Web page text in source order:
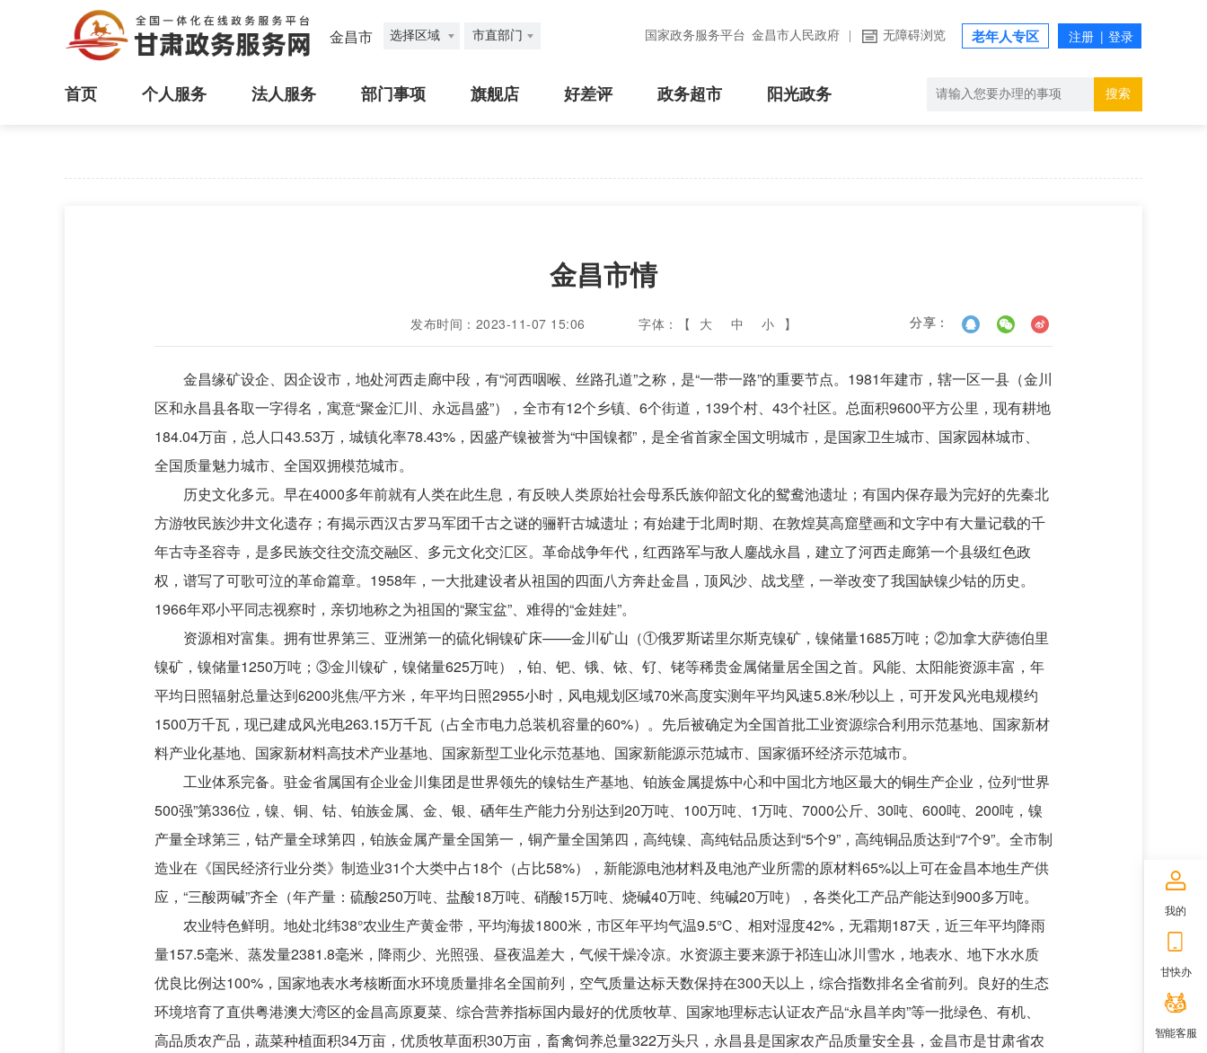
金昌市 选择区域 市直部门 国家政务服务平台 金昌市人民政府 无障碍浏览 老年人专区
首页 个人服务 法人服务 部门事项 旗舰店 好差评 政务超市 阳光政务 搜索
金昌市情
发布时间：2023-11-07 15:06 字体：【 大 中 小 】 分享：
金昌缘矿设企、因企设市，地处河西走廊中段，有“河西咽喉、丝路孔道”之称，是“一带一路”的重要节点。1981年建市，辖一区一县（金川
区和永昌县各取一字得名，寓意“聚金汇川、永远昌盛”），全市有12个乡镇、6个街道，139个村、43个社区。总面积9600平方公里，现有耕地
184.04万亩，总人口43.53万，城镇化率78.43%，因盛产镍被誉为“中国镍都”，是全省首家全国文明城市，是国家卫生城市、国家园林城市、
全国质量魅力城市、全国双拥模范城市。
历史文化多元。早在4000多年前就有人类在此生息，有反映人类原始社会母系氏族仰韶文化的鸳鸯池遗址；有国内保存最为完好的先秦北
方游牧民族沙井文化遗存；有揭示西汉古罗马军团千古之谜的骊靬古城遗址；有始建于北周时期、在敦煌莫高窟壁画和文字中有大量记载的千
年古寺圣容寺，是多民族交往交流交融区、多元文化交汇区。革命战争年代，红西路军与敌人鏖战永昌，建立了河西走廊第一个县级红色政
权，谱写了可歌可泣的革命篇章。1958年，一大批建设者从祖国的四面八方奔赴金昌，顶风沙、战戈壁，一举改变了我国缺镍少钴的历史。
1966年邓小平同志视察时，亲切地称之为祖国的“聚宝盆”、难得的“金娃娃”。
资源相对富集。拥有世界第三、亚洲第一的硫化铜镍矿床——金川矿山（①俄罗斯诺里尔斯克镍矿，镍储量1685万吨；②加拿大萨德伯里
镍矿，镍储量1250万吨；③金川镍矿，镍储量625万吨），铂、钯、锇、铱、钌、铑等稀贵金属储量居全国之首。风能、太阳能资源丰富，年
平均日照辐射总量达到6200兆焦/平方米，年平均日照2955小时，风电规划区域70米高度实测年平均风速5.8米/秒以上，可开发风光电规模约
1500万千瓦，现已建成风光电263.15万千瓦（占全市电力总装机容量的60%）。先后被确定为全国首批工业资源综合利用示范基地、国家新材
料产业化基地、国家新材料高技术产业基地、国家新型工业化示范基地、国家新能源示范城市、国家循环经济示范城市。
工业体系完备。驻金省属国有企业金川集团是世界领先的镍钴生产基地、铂族金属提炼中心和中国北方地区最大的铜生产企业，位列“世界
500强”第336位，镍、铜、钴、铂族金属、金、银、硒年生产能力分别达到20万吨、100万吨、1万吨、7000公斤、30吨、600吨、200吨，镍
产量全球第三，钴产量全球第四，铂族金属产量全国第一，铜产量全国第四，高纯镍、高纯钴品质达到“5个9”，高纯铜品质达到“7个9”。全市制
造业在《国民经济行业分类》制造业31个大类中占18个（占比58%），新能源电池材料及电池产业所需的原材料65%以上可在金昌本地生产供
应，“三酸两碱”齐全（年产量：硫酸250万吨、盐酸18万吨、硝酸15万吨、烧碱40万吨、纯碱20万吨），各类化工产品产能达到900多万吨。
农业特色鲜明。地处北纬38°农业生产黄金带，平均海拔1800米，市区年平均气温9.5℃、相对湿度42%，无霜期187天，近三年平均降雨
量157.5毫米、蒸发量2381.8毫米，降雨少、光照强、昼夜温差大，气候干燥冷凉。水资源主要来源于祁连山冰川雪水，地表水、地下水水质
优良比例达100%，国家地表水考核断面水环境质量排名全国前列，空气质量达标天数保持在300天以上，综合指数排名全省前列。良好的生态
环境培育了直供粤港澳大湾区的金昌高原夏菜、综合营养指标国内最好的优质牧草、国家地理标志认证农产品“永昌羊肉”等一批绿色、有机、
高品质农产品，蔬菜种植面积34万亩，优质牧草面积30万亩，畜禽饲养总量322万头只，永昌县是国家农产品质量安全县，金昌市是甘肃省农
我的
甘快办
智能客服